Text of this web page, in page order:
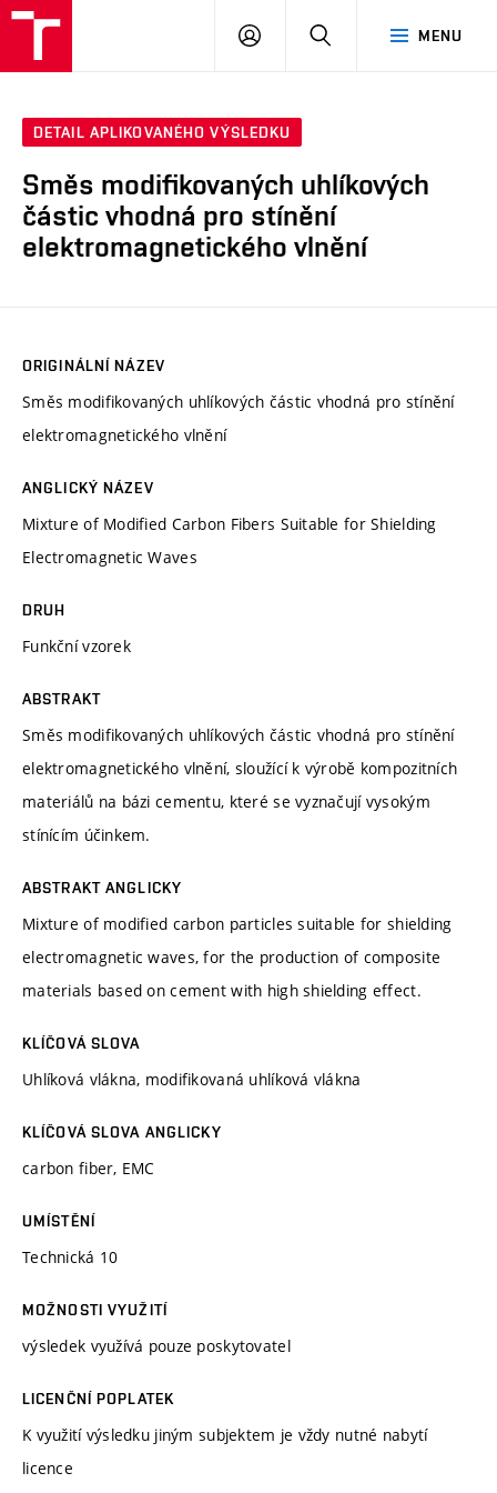
MENU
PŘIHLÁSIT
DETAIL APLIKOVANÉHO VÝSLEDKU
Směs modifikovaných uhlíkových
částic vhodná pro stínění
elektromagnetického vlnění
ORIGINÁLNÍ NÁZEV
Směs modifikovaných uhlíkových částic vhodná pro stínění
elektromagnetického vlnění
ANGLICKÝ NÁZEV
Mixture of Modified Carbon Fibers Suitable for Shielding
Electromagnetic Waves
DRUH
Funkční vzorek
ABSTRAKT
Směs modifikovaných uhlíkových částic vhodná pro stínění
elektromagnetického vlnění, sloužící k výrobě kompozitních
materiálů na bázi cementu, které se vyznačují vysokým
stínícím účinkem.
ABSTRAKT ANGLICKY
Mixture of modified carbon particles suitable for shielding
electromagnetic waves, for the production of composite
materials based on cement with high shielding effect.
KLÍČOVÁ SLOVA
Uhlíková vlákna, modifikovaná uhlíková vlákna
KLÍČOVÁ SLOVA ANGLICKY
carbon fiber, EMC
UMÍSTĚNÍ
Technická 10
MOŽNOSTI VYUŽITÍ
výsledek využívá pouze poskytovatel
LICENČNÍ POPLATEK
K využití výsledku jiným subjektem je vždy nutné nabytí
licence